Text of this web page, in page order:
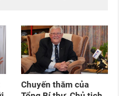
Luật sửa đổi, bổ sung
Tần số vô tuyến điện,
Giao dịch điện tử và Luật
Sau đó, Quốc hội thảo
Chuyến thăm của